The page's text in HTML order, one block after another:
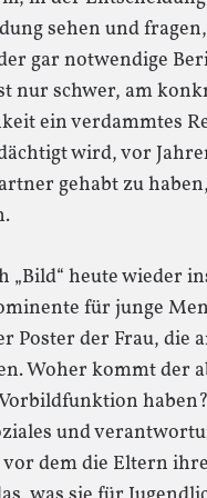
sehen und
gar notwendige
nur schwer, am
ein verdammtes
wird, vor
gehabt zu
„Bild“ heute wieder
für junge
der Frau, die
Woher kommt der
und
vor dem die Eltern